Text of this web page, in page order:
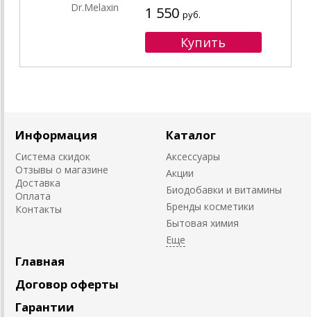
1 550 руб.
Информация
Система скидок
Отзывы о магазине
Доставка
Оплата
Контакты
Каталог
Аксессуары
Акции
Биодобавки и витамины
Бренды косметики
Бытовая химия
Главная
Договор оферты
Гарантии